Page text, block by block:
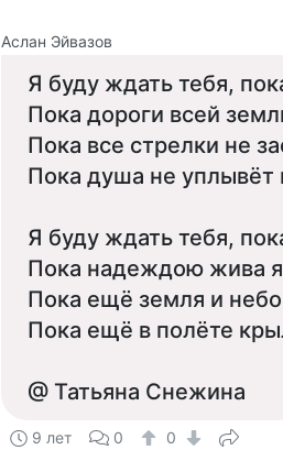
Аслан Эйвазов
Я буду ждать тебя,
Пока дороги всей
Пока все стрелки не
Пока душа не уплывёт
Я буду ждать тебя,
Пока надеждою жива
Пока ещё земля и
Пока ещё в полёте
@ Татьяна Снежина
9 лет 0 0